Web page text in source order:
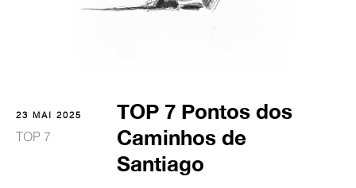
23 MAI 2025
TOP 7
TOP 7 Pontos dos
Caminhos de
Santiago